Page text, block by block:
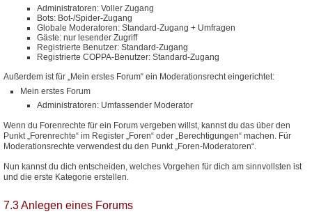
Administratoren: Voller Zugang
Bots: Bot-/Spider-Zugang
Globale Moderatoren: Standard-Zugang + Umfragen
Gäste: nur lesender Zugriff
Registrierte Benutzer: Standard-Zugang
Registrierte COPPA-Benutzer: Standard-Zugang
Außerdem ist für „Mein erstes Forum“ ein Moderationsrecht eingerichtet:
Mein erstes Forum
Administratoren: Umfassender Moderator
Wenn du Forenrechte für ein Forum vergeben willst, kannst du das über den
Punkt „Forenrechte“ im Register „Foren“ oder „Berechtigungen“ machen. Für
Moderationsrechte verwendest du den Punkt „Foren-Moderatoren“.
Nun kannst du dich entscheiden, welches Vorgehen für dich am sinnvollsten ist
und die erste Kategorie erstellen.
7.3 Anlegen eines Forums